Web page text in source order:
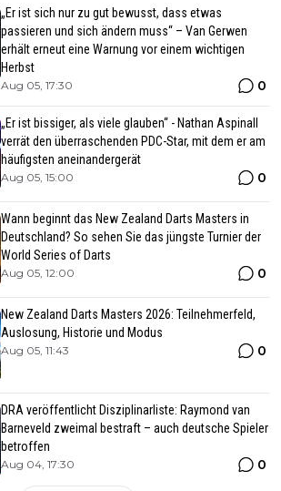
„Er ist sich nur zu gut bewusst, dass etwas
passieren und sich ändern muss“ – Van Gerwen
erhält erneut eine Warnung vor einem wichtigen
Herbst
Aug 05, 17:30 0
„Er ist bissiger, als viele glauben“ - Nathan Aspinall
verrät den überraschenden PDC-Star, mit dem er am
häufigsten aneinandergerät
Aug 05, 15:00 0
Wann beginnt das New Zealand Darts Masters in
Deutschland? So sehen Sie das jüngste Turnier der
World Series of Darts
Aug 05, 12:00 0
New Zealand Darts Masters 2026: Teilnehmerfeld,
Auslosung, Historie und Modus
Aug 05, 11:43 0
DRA veröffentlicht Disziplinarliste: Raymond van
Barneveld zweimal bestraft – auch deutsche Spieler
betroffen
Aug 04, 17:30 0